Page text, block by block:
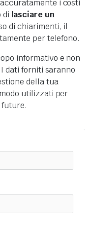
i costi
di lasciare un
di chiarimenti, il
per telefono.
informativo e non
dati forniti saranno
della tua
utilizzati per